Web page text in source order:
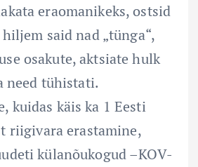
eraomanikeks, ostsid
said nad „tünga“,
osakute, aktsiate hulk
need tühistati.
kuidas käis ka 1 Eesti
riigivara erastamine,
külanõukogud –KOV-